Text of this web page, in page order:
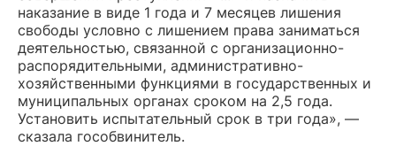
наказание в виде 1 года и 7 месяцев лишения
свободы условно с лишением права заниматься
деятельностью, связанной с организационно-
распорядительными, административно-
хозяйственными функциями в государственных и
муниципальных органах сроком на 2,5 года.
Установить испытательный срок в три года», —
сказала гособвинитель.